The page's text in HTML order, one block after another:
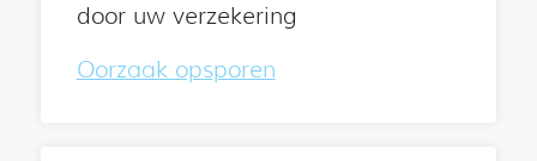
door uw verzekering
Oorzaak opsporen